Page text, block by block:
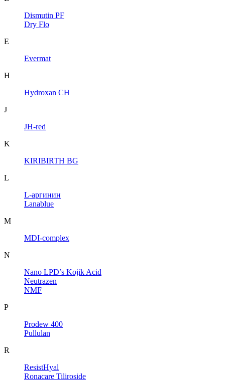
Dismutin PF
Dry Flo
E
Evermat
H
Hydroxan CH
J
JH-red
K
KIRIBIRTH BG
L
L-аргинин
Lanablue
M
MDI-complex
N
Nano LPD’s Kojik Acid
Neutrazen
NMF
P
Prodew 400
Pullulan
R
ResistHyal
Ronacare Tiliroside